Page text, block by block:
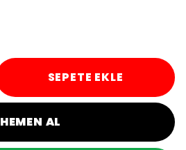
SEPETE EKLE
HEMEN AL